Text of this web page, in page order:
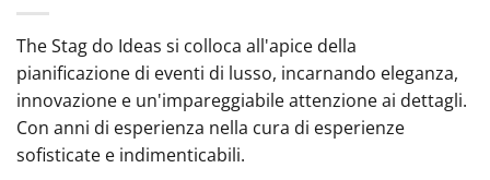
The Stag do Ideas si colloca all'apice della
pianificazione di eventi di lusso, incarnando eleganza,
innovazione e un'impareggiabile attenzione ai dettagli.
Con anni di esperienza nella cura di esperienze
sofisticate e indimenticabili.